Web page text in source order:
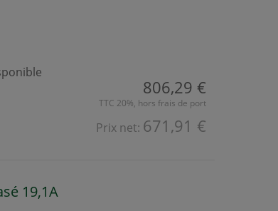
806,29 €
TTC 20%, hors frais de port
Prix net: 671,91 €
19,1A